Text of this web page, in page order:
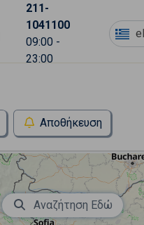
211-
1041100
09:00 -
23:00
el
Αποθήκευση
Αναζήτηση Εδώ